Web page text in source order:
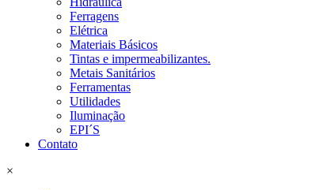
Ferragens
Elétrica
Materiais Básicos
Tintas e impermeabilizantes.
Metais Sanitários
Ferramentas
Utilidades
Iluminação
EPI´S
Contato
×